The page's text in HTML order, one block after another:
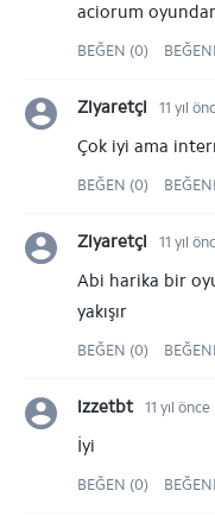
aciorum
BEĞEN (0)
Ziyaretçi 11 yıl
Çok iyi ama
BEĞEN (0)
Ziyaretçi 11 yıl
Abi harika bir
yakışır
BEĞEN (0)
izzetbt 11 yıl önce
İyi
BEĞEN (0)